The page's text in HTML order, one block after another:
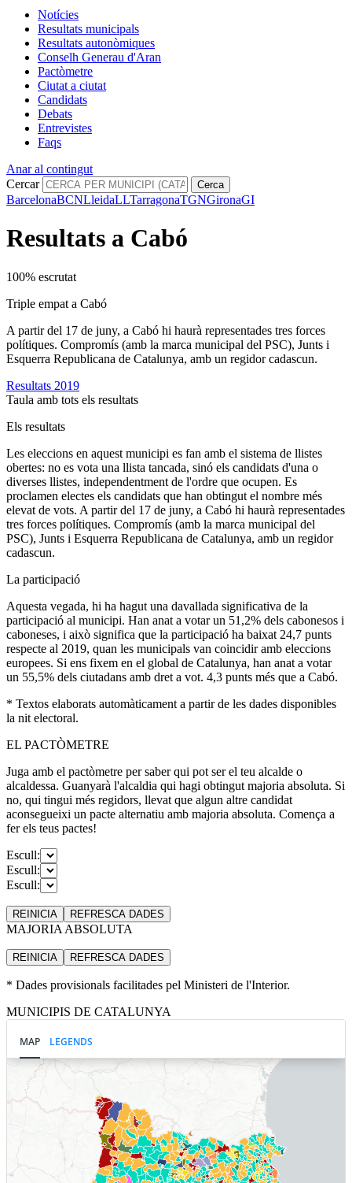
Notícies
Resultats municipals
Resultats autonòmiques
Conselh Generau d'Aran
Pactòmetre
Ciutat a ciutat
Candidats
Debats
Entrevistes
Faqs
Anar al contingut
Cercar
Cerca
BarcelonaBCNLleidaLLTarragonaTGNGironaGI
Resultats a Cabó
100% escrutat
Triple empat a Cabó
A partir del 17 de juny, a Cabó hi haurà representades tres forces
polítiques. Compromís (amb la marca municipal del PSC), Junts i
Esquerra Republicana de Catalunya, amb un regidor cadascun.
Resultats 2019
Taula amb tots els resultats
Els resultats
Les eleccions en aquest municipi es fan amb el sistema de llistes
obertes: no es vota una llista tancada, sinó els candidats d'una o
diverses llistes, independentment de l'ordre que ocupen. Es
proclamen electes els candidats que han obtingut el nombre més
elevat de vots. A partir del 17 de juny, a Cabó hi haurà representades
tres forces polítiques. Compromís (amb la marca municipal del
PSC), Junts i Esquerra Republicana de Catalunya, amb un regidor
cadascun.
La participació
Aquesta vegada, hi ha hagut una davallada significativa de la
participació al municipi. Han anat a votar un 51,2% dels cabonesos i
caboneses, i això significa que la participació ha baixat 24,7 punts
respecte al 2019, quan les municipals van coincidir amb eleccions
europees. Si ens fixem en el global de Catalunya, han anat a votar
un 55,5% dels ciutadans amb dret a vot. 4,3 punts més que a Cabó.
* Textos elaborats automàticament a partir de les dades disponibles
la nit electoral.
EL PACTÒMETRE
Juga amb el pactòmetre per saber qui pot ser el teu alcalde o
alcaldessa. Guanyarà l'alcaldia qui hagi obtingut majoria absoluta. Si
no, qui tingui més regidors, llevat que algun altre candidat
aconsegueixi un pacte alternatiu amb majoria absoluta. Comença a
fer els teus pactes!
Escull:
Escull:
Escull:
REINICIA REFRESCA DADES
MAJORIA ABSOLUTA
REINICIA REFRESCA DADES
* Dades provisionals facilitades pel Ministeri de l'Interior.
MUNICIPIS DE CATALUNYA